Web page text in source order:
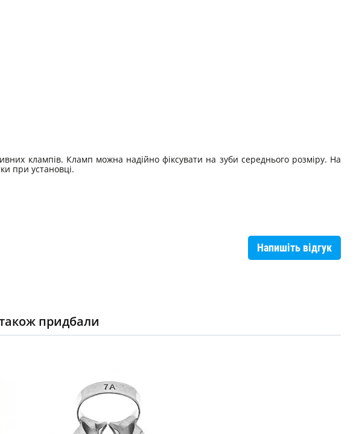
клампів. Кламп можна надійно фіксувати на зуби середнього розміру. На
при установці.
Напишіть відгук
придбали